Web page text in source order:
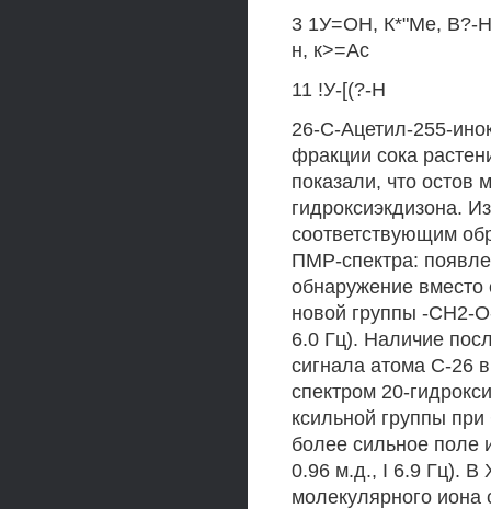
3 1У=ОН, К*"Ме, В?-
н, к>=Ас
11 !У-[(?-Н
26-С-Ацетил-255-
фракции сока
показали, что остов
гидроксиэкдизона.
соответствующим
ПМР-спектра:
обнаружение вместо
новой группы -СН2-
6.0 Гц). Наличие
сигнала атома С-26
спектром 20-
ксильной группы
более сильное поле
0.96 м.д., I 6.9 Гц). В
молекулярного иона